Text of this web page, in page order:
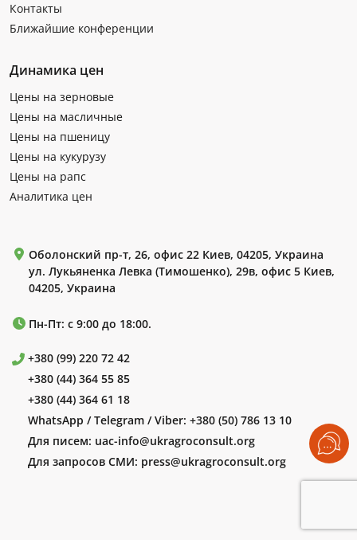
Контакты
Ближайшие конференции
Динамика цен
Цены на зерновые
Цены на масличные
Цены на пшеницу
Цены на кукурузу
Цены на рапс
Аналитика цен
Оболонский пр-т, 26, офис 22 Киев, 04205, Украина
ул. Лукьяненка Левка (Тимошенко), 29в, офис 5 Киев,
04205, Украина
Пн-Пт: с 9:00 до 18:00.
+380 (99) 220 72 42
+380 (44) 364 55 85
+380 (44) 364 61 18
WhatsApp / Telegram / Viber: +380 (50) 786 13 10
Для писем: uac-info@ukragroconsult.org
Для запросов СМИ: press@ukragroconsult.org